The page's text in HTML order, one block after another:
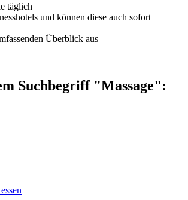
täglich
und können diese auch sofort
Überblick aus
Suchbegriff "Massage":